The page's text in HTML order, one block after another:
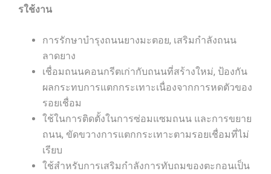
รใช้งาน
การรักษาบำรุงถนนยางมะตอย, เสริมกำลังถนน
ลาดยาง
เชื่อมถนนคอนกรีตเก่ากับถนนที่สร้างใหม่, ป้องกัน
ผลกระทบการแตกกระเทาะเนื่องจากการหดตัวของ
รอยเชื่อม
ใช้ในการติดตั้งในการซ่อมแซมถนน และการขยาย
ถนน, ขัดขวางการแตกกระเทาะตามรอยเชื่อมที่ไม่
เรียบ
ใช้สำหรับการเสริมกำลังการทับถมของตะกอนเป็น